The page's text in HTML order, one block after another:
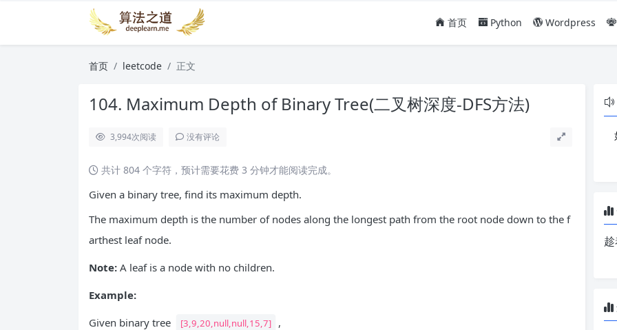
首页 Python Wordpress
首页 leetcode 正文
104. Maximum Depth of Binary Tree(二叉树深度-DFS方法)
3,994次阅读 没有评论
共计 804 个字符，预计需要花费 3 分钟才能阅读完成。
Given a binary tree, find its maximum depth.
The maximum depth is the number of nodes along the longest path from the root node down to the f
arthest leaf node.
Note: A leaf is a node with no children.
Example:
Given binary tree
[3,9,20,null,null,15,7] ,